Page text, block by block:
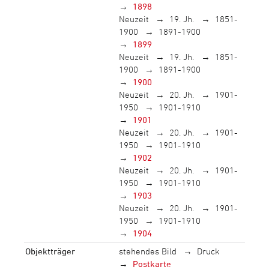
1898
Neuzeit
19. Jh.
1851-
1900
1891-1900
1899
Neuzeit
19. Jh.
1851-
1900
1891-1900
1900
Neuzeit
20. Jh.
1901-
1950
1901-1910
1901
Neuzeit
20. Jh.
1901-
1950
1901-1910
1902
Neuzeit
20. Jh.
1901-
1950
1901-1910
1903
Neuzeit
20. Jh.
1901-
1950
1901-1910
1904
Objektträger
stehendes Bild
Druck
Postkarte